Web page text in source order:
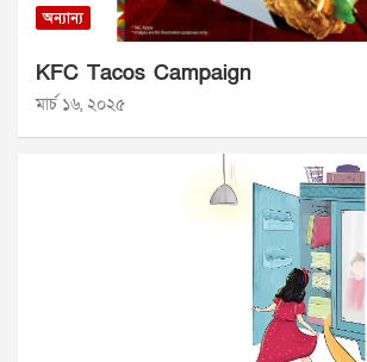
অন্যান্য
KFC Tacos Campaign
মার্চ ১৬, ২০২৫